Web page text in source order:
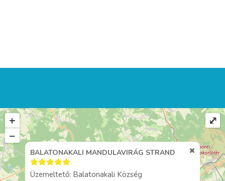
BALATONAKALI MANDULAVIRÁG STRAND
Üzemeltető: Balatonakali Község
+
−
⤢